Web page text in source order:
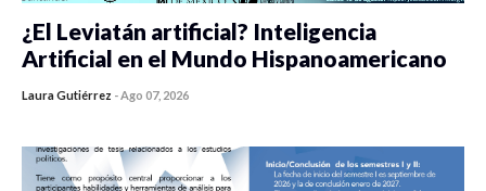
¿El Leviatán artificial? Inteligencia
Artificial en el Mundo Hispanoamericano
Laura Gutiérrez -Ago 07, 2026